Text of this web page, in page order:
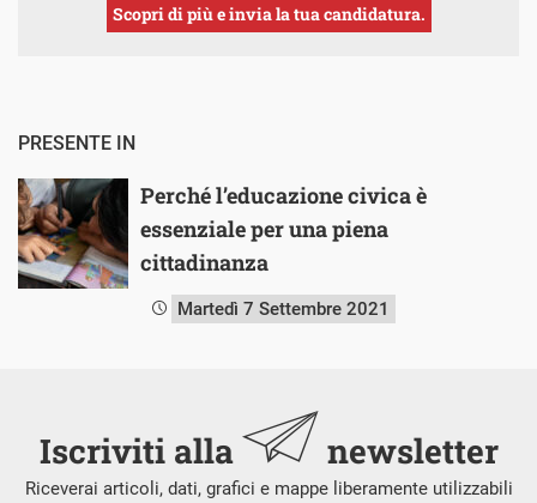
Scopri di più e invia la tua candidatura.
PRESENTE IN
Perché l’educazione civica è
essenziale per una piena
cittadinanza
Martedì 7 Settembre 2021
Iscriviti alla newsletter
Riceverai articoli, dati, grafici e mappe liberamente utilizzabili